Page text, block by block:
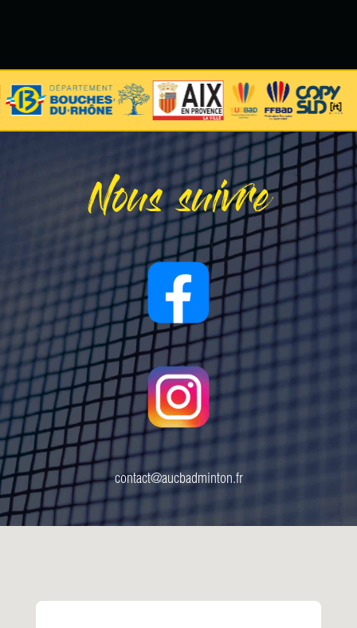
Nous suivre
contact@aucbadminton.fr